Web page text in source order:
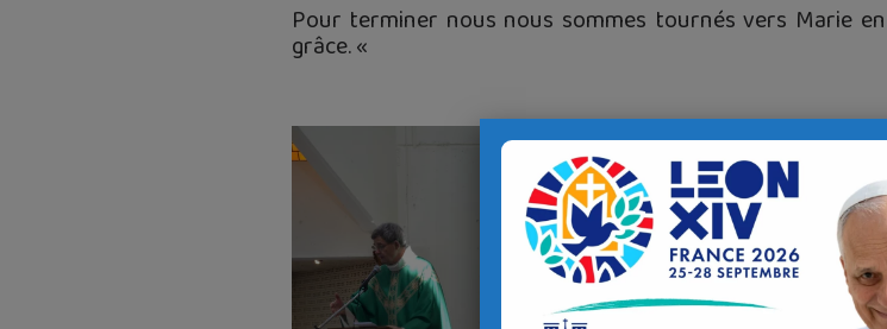
Pour terminer nous nous sommes tournés vers Marie
grâce. «